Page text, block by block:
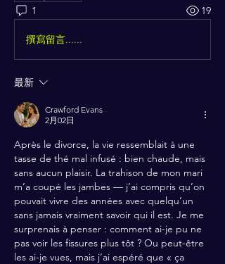
1 19
撰寫留言......
最新
Crawford Evans
2月02日
Après le divorce, la vie ressemblait à une
tasse de thé mal infusé : bien chaude, mais
sans aucun plaisir. La trahison de mon mari
m’a coupé les jambes — j’ai compris qu’on
pouvait vivre des années avec quelqu’un
sans jamais vraiment savoir qui il est. Je me
surprenais à penser : comment ai-je pu ne
pas voir les fissures plus tôt ? Ou peut-être
les ai-je vues, mais j’ai espéré que « ça